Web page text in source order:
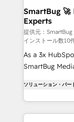
状整理の壁打ち
せください。
Scalable
across all
Accreditations. AI-Powered RevOps: Breeze AI,
custom AI
total reporting clarity. Security &
Type I and
SmartBug 🚀
Experts
提供元：
インストール数10
As a 3x
SmartBug
includes
Software) and
making this the
ソリューション・パー